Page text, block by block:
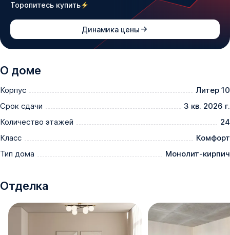
Торопитесь купить
Динамика цены
О доме
Корпус
Литер 10
Срок сдачи
3 кв. 2026 г.
Количество этажей
24
Класс
Комфорт
Тип дома
Монолит-кирпич
Отделка